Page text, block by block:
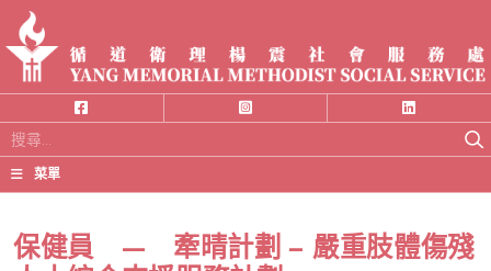
搜
尋
關
字:
菜單
保健員 — 牽晴計劃 – 嚴重肢體傷殘